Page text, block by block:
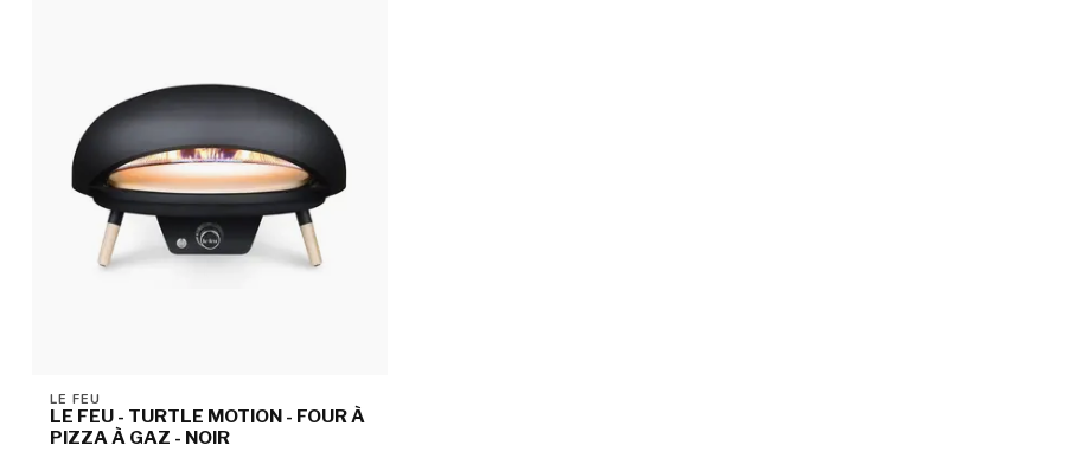
LE FEU
LE FEU - TURTLE MOTION - FOUR À
PIZZA À GAZ - NOIR